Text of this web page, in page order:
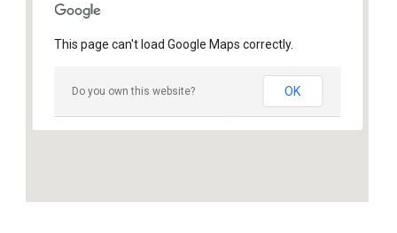
This page can't load Google Maps correctly.
Do you own this website? OK